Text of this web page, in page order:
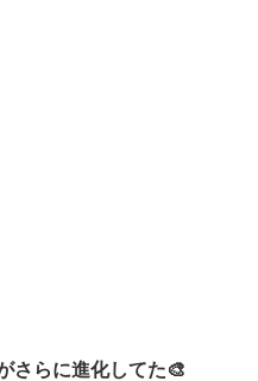
さらに進化してた🎨